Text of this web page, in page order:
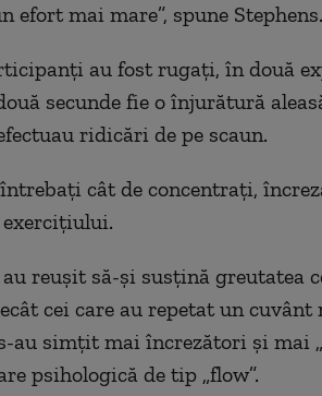
efort mai mare”, spune Stephens.
au fost rugați, în două
secunde fie o înjurătură
ridicări de pe scaun.
cât de concentrați,
reușit să-și susțină greutatea
cei care au repetat un cuvânt
au simțit mai încrezători și mai
psihologică de tip „flow”.